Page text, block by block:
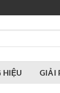
HIỆU GIẢI